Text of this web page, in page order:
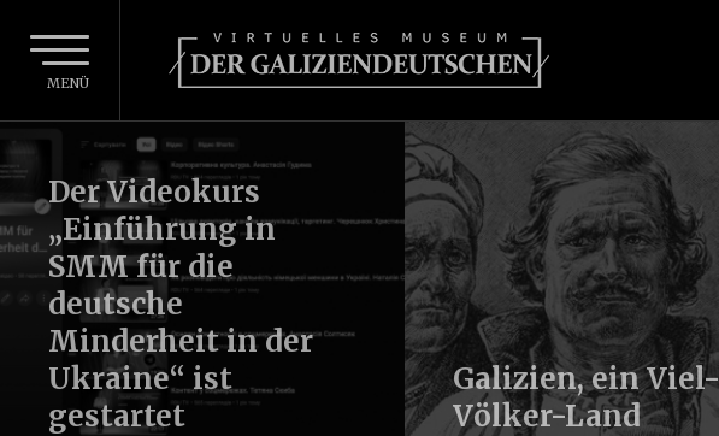
MENÜ
Der Videokurs
„Einführung in
SMM für die
deutsche
Minderheit in der
Ukraine“ ist
gestartet
Galizien, ein Viel-
Völker-Land